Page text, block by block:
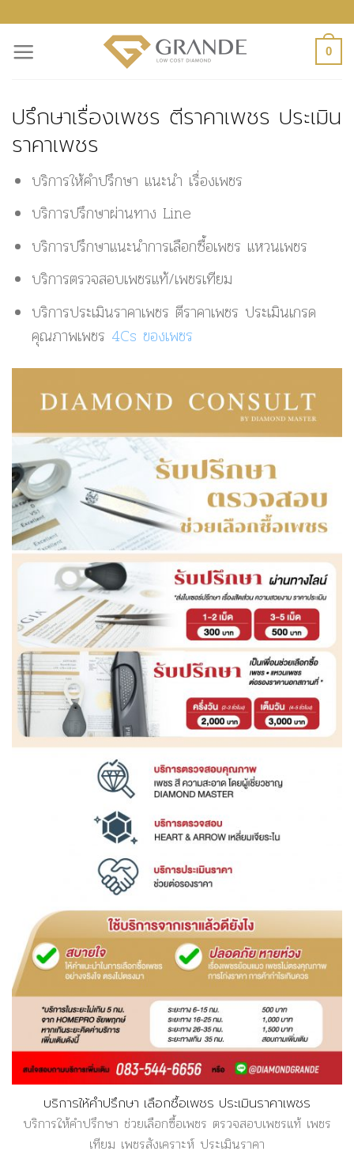
ยัง
0
ปรึกษาเรื่องเพชร ตีราคาเพชร ประเมิน
ราคาเพชร
บริการให้คำปรึกษา แนะนำ เรื่องเพชร
บริการปรึกษาผ่านทาง Line
บริการปรึกษาแนะนำการเลือกซื้อเพชร แหวนเพชร
บริการตรวจสอบเพชรแท้/เพชรเทียม
บริการประเมินราคาเพชร ตีราคาเพชร ประเมินเกรด
คุณภาพเพชร 4Cs ของเพชร
บริการให้คำปรึกษา เลือกซื้อเพชร ประเมินราคาเพชร
บริการให้คำปรึกษา ช่วยเลือกซื้อเพชร ตรวจสอบเพชรแท้ เพชร
เทียม เพชรสังเคราะห์ ประเมินราคา